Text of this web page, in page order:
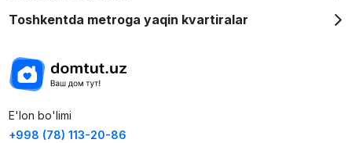
Toshkentda metroga yaqin kvartiralar
E'lon bo'limi
+998 (78) 113-20-86